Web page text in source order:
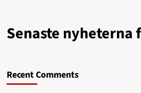
Senaste nyheterna
Recent Comments